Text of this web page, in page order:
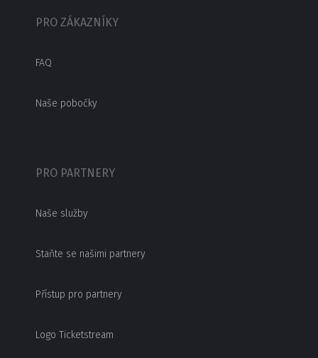
PRO ZÁKAZNÍKY
FAQ
Naše pobočky
PRO PARTNERY
Naše služby
Staňte se našimi partnery
Přístup pro partnery
Logo Ticketstream